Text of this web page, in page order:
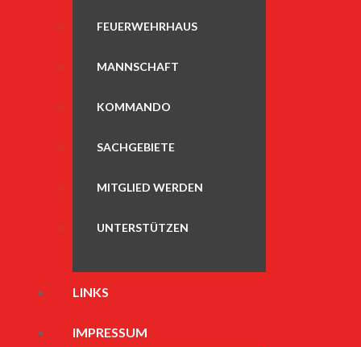
FEUERWEHRHAUS
MANNSCHAFT
KOMMANDO
SACHGEBIETE
MITGLIED WERDEN
UNTERSTÜTZEN
LINKS
IMPRESSUM